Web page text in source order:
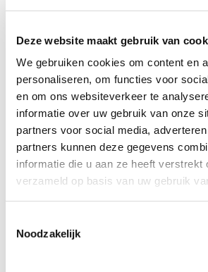
Deze website maakt gebruik van
We gebruiken cookies om content en
personaliseren, om functies voor
en om ons websiteverkeer te
informatie over uw gebruik van onze
partners voor social media,
partners kunnen deze gegevens
informatie die u aan ze heeft verstrekt
verzameld op basis van uw gebruik
Noodzakelijk
Maak kennis met Samar
Samar Alkhaled is een krachtige en
vrouw met een indrukwekkend